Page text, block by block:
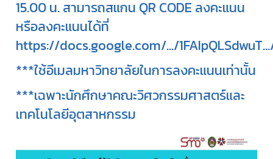
15.00 น. สามารถสแกน QR CODE ลงคะแนน
หรือลงคะแนนได้ที่
https://docs.google.com/.../
***ใช้อีเมลมหาวิทยาลัยในการลงคะแนนเท่านั้น
***เฉพาะนักศึกษาคณะวิศวกรรมศาสตร์และ
เทคโนโลยีอุตสาหกรรม